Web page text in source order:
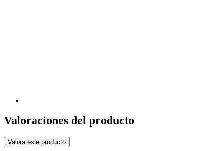
Valoraciones del producto
Valora este producto